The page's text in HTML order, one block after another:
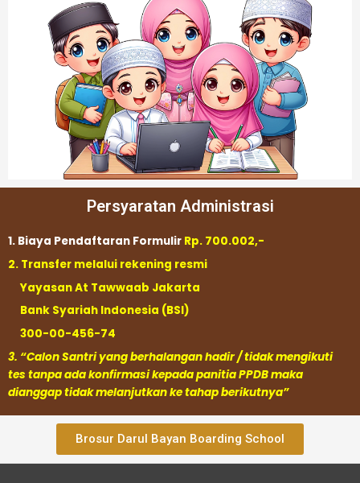
Persyaratan Administrasi
1. Biaya Pendaftaran Formulir Rp. 700.002,-
2. Transfer melalui rekening resmi
Yayasan At Tawwaab Jakarta
Bank Syariah Indonesia (BSI)
300-00-456-74
3. “Calon Santri yang berhalangan hadir / tidak mengikuti
tes tanpa ada konfirmasi kepada panitia PPDB maka
dianggap tidak melanjutkan ke tahap berikutnya”
Brosur Darul Bayan Boarding School